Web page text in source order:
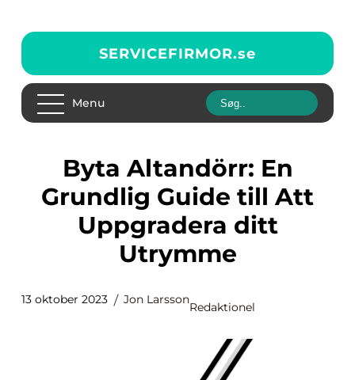
SERVICEFIRMOR.se
Menu
Byta Altandörr: En
Grundlig Guide till Att
Uppgradera ditt
Utrymme
13 oktober 2023 Jon Larsson
Redaktionel